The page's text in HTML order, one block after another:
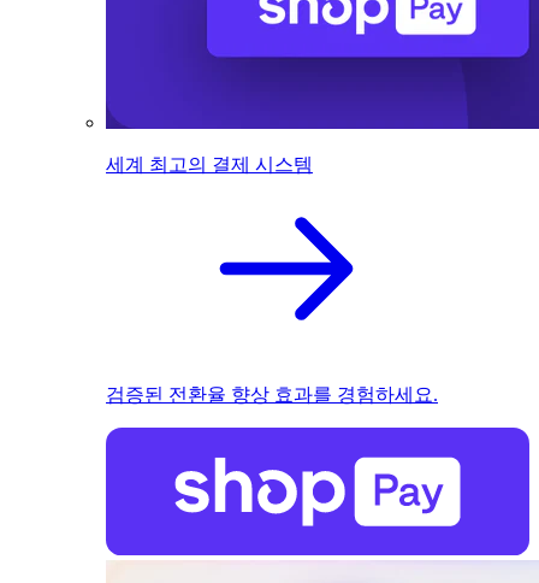
세계 최고의 결제 시스템
검증된 전환율 향상 효과를 경험하세요.